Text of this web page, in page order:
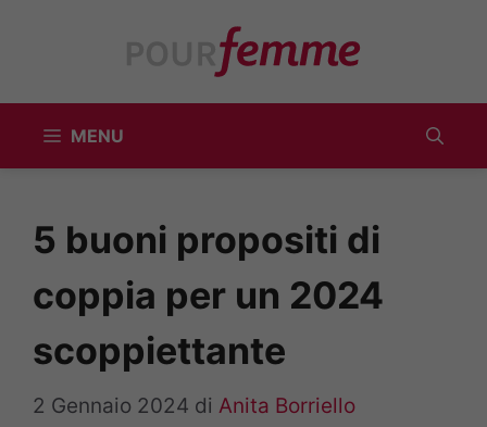
MENU
5 buoni propositi di
coppia per un 2024
scoppiettante
2 Gennaio 2024 di Anita Borriello